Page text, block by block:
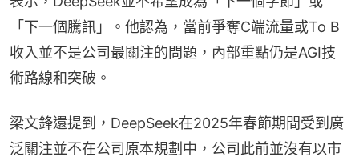
「下一個騰訊」。他認為，當前爭奪C端流量或To B
收入並不是公司最關注的問題，內部重點仍是AGI技
術路線和突破。
梁文鋒還提到，DeepSeek在2025年春節期間受到廣
泛關注並不在公司原本規劃中，公司此前並沒有以市